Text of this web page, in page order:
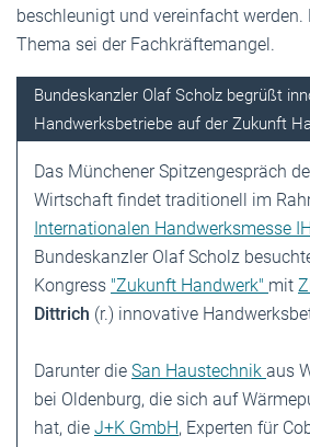
beschleunigt und vereinfacht werden.
Thema sei der Fachkräftemangel.
Bundeskanzler Olaf Scholz begrüßt
Handwerksbetriebe auf der Zukunft
Das Münchener Spitzengespräch
Wirtschaft findet traditionell im
Internationalen Handwerksmesse
Bundeskanzler Olaf Scholz
Kongress "Zukunft Handwerk" mit
Dittrich (r.) innovative
Darunter die San Haustechnik aus
bei Oldenburg, die sich auf
hat, die J+K GmbH, Experten für